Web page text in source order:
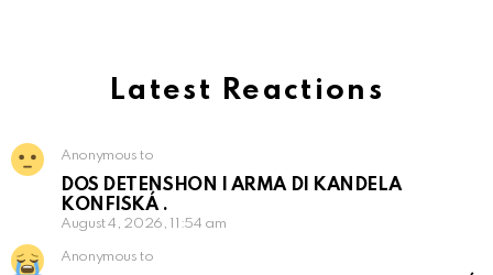
Latest Reactions
Anonymous to
DOS DETENSHON I ARMA DI KANDELA
KONFISKÁ .
August 4, 2026, 11:54 am
Anonymous to